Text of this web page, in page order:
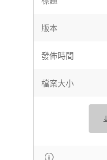
版本
發佈時間
檔案大小